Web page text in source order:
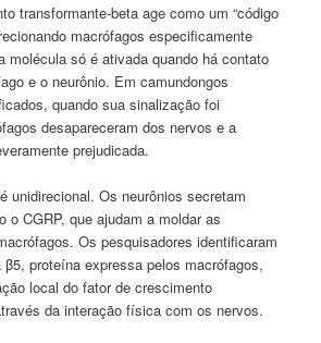
transformante-beta age como um “código
macrófagos especificamente
molécula só é ativada quando há contato
e o neurônio. Em camundongos
quando sua sinalização foi
desapareceram dos nervos e a
prejudicada.
unidirecional. Os neurônios secretam
o CGRP, que ajudam a moldar as
Os pesquisadores identificaram
β5, proteína expressa pelos macrófagos,
local do fator de crescimento
da interação física com os nervos.